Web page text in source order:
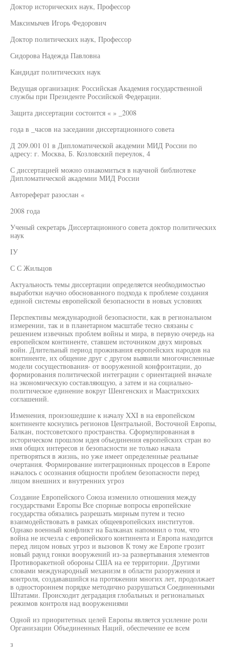
Доктор исторических наук, Профессор
Максимычев Игорь Федорович
Доктор политических наук, Профессор
Сидорова Надежда Павловна
Кандидат политических наук
Ведущая организация: Российская Академия государственной
службы при Президенте Российской Федерации.
Защита диссертации состоится « » _2008
года в _часов на заседании диссертационного совета
Д 209.001 01 в Дипломатической академии МИД России по
адресу: г. Москва, Б. Козловский переулок, 4
С диссертацией можно ознакомиться в научной библиотеке
Дипломатической академии МИД России
Автореферат разослан «
2008 года
Ученый секретарь Диссертационного совета доктор политических
наук
IУ
С С Жильцов
Актуальность темы диссертации определяется необходимостью
выработки научно обоснованного подхода к проблеме создания
единой системы европейской безопасности в новых условиях
Перспективы международной безопасности, как в региональном
измерении, так и в планетарном масштабе тесно связаны с
решением извечных проблем войны и мира, в первую очередь на
европейском континенте, ставшем источником двух мировых
войн. Длительный период проживания европейских народов на
континенте, их общение друг с другом выявили многочисленные
модели сосуществования- от вооруженной конфронтации, до
формирования политической интеграции с ориентацией вначале
на экономическую составляющую, а затем и на социально-
политическое единение вокруг Шенгенских и Маастрихских
соглашений.
Изменения, произошедшие к началу XXI в на европейском
континенте коснулись регионов Центральной, Восточной Европы,
Балкан, постсоветского пространства. Сформулированная в
историческом прошлом идея объединения европейских стран во
имя общих интересов и безопасности не только начала
претворяться в жизнь, но уже имеет определенные реальные
очертания. Формирование интеграционных процессов в Европе
началось с осознания общности проблем безопасности перед
лицом внешних и внутренних угроз
Создание Европейского Союза изменило отношения между
государствами Европы Все спорные вопросы европейские
государства обязались разрешать мирным путем и тесно
взаимодействовать в рамках общеевропейских институтов.
Однако военный конфликт на Балканах напомнил о том, что
война не исчезла с европейского континента и Европа находится
перед лицом новых угроз и вызовов К тому же Европе грозит
новый раунд гонки вооружений из-за развертывания элементов
Противоракетной обороны США на ее территории. Другими
словами международный механизм в области разоружения и
контроля, создававшийся на протяжении многих лет, продолжает
в одностороннем порядке методично разрушаться Соединенными
Штатами. Происходит деградация глобальных и региональных
режимов контроля над вооружениями
Одной из приоритетных целей Европы является усиление роли
Организации Объединенных Наций, обеспечение ее всем
з